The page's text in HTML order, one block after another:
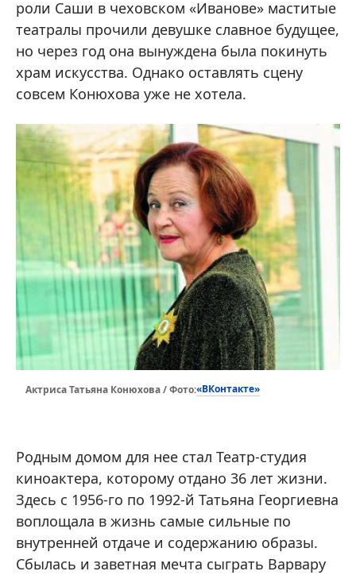
роли Саши в чеховском «Иванове» маститые
театралы прочили девушке славное будущее,
но через год она вынуждена была покинуть
храм искусства. Однако оставлять сцену
совсем Конюхова уже не хотела.
Актриса Татьяна Конюхова / Фото:«ВКонтакте»
Родным домом для нее стал Театр-студия
киноактера, которому отдано 36 лет жизни.
Здесь с 1956-го по 1992-й Татьяна Георгиевна
воплощала в жизнь самые сильные по
внутренней отдаче и содержанию образы.
Сбылась и заветная мечта сыграть Варвару